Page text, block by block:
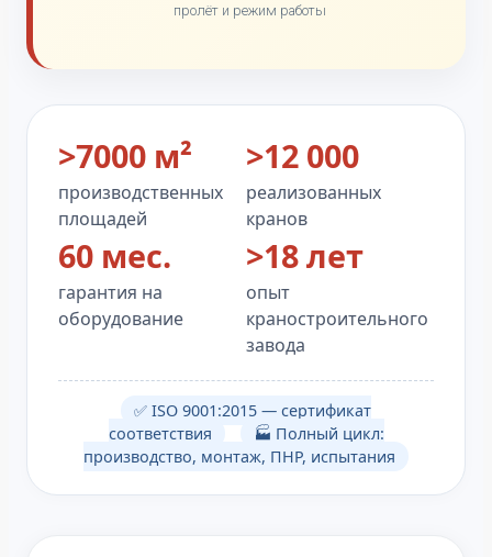
пролёт и режим работы
>7000 м²
производственных
площадей
>12 000
реализованных
кранов
60 мес.
гарантия на
оборудование
>18 лет
опыт
краностроительного
завода
✅ ISO 9001:2015 — сертификат
соответствия
🏭 Полный цикл:
производство, монтаж, ПНР, испытания